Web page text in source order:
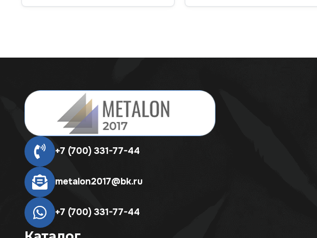
+7 (700) 331-77-44
metalon2017@bk.ru
+7 (700) 331-77-44